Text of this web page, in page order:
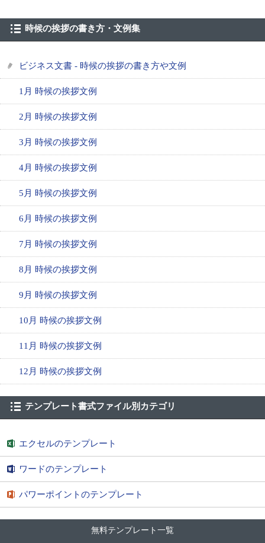
時候の挨拶の書き方・文例集
ビジネス文書 - 時候の挨拶の書き方や文例
1月 時候の挨拶文例
2月 時候の挨拶文例
3月 時候の挨拶文例
4月 時候の挨拶文例
5月 時候の挨拶文例
6月 時候の挨拶文例
7月 時候の挨拶文例
8月 時候の挨拶文例
9月 時候の挨拶文例
10月 時候の挨拶文例
11月 時候の挨拶文例
12月 時候の挨拶文例
テンプレート書式ファイル別カテゴリ
エクセルのテンプレート
ワードのテンプレート
パワーポイントのテンプレート
無料テンプレート一覧